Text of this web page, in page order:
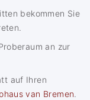
bekommen Sie
an zur
auf Ihren
van Bremen.